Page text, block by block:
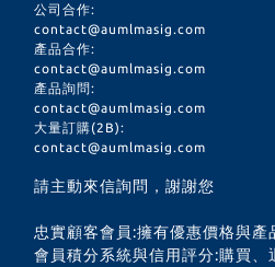
公司合作:
contact@aumlmasig.com
產品合作:
contact@aumlmasig.com
產品詢問:
contact@aumlmasig.com
大量訂購(2B):
contact@aumlmasig.com
請主動來信詢問，謝謝您
忠實顧客會員:擁有優惠價格與產
會員積分系統與信用評分:購買、